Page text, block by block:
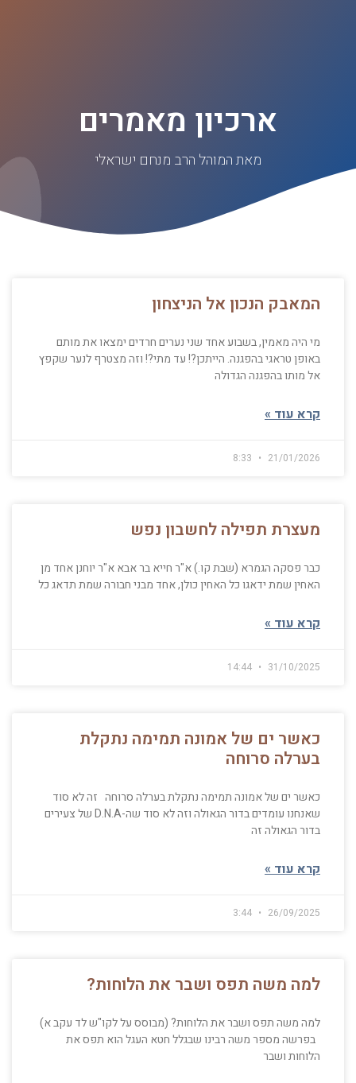
ארכיון מאמרים
מאת המוהל הרב מנחם ישראלי
המאבק הנכון אל הניצחון
מי היה מאמין, בשבוע אחד שני נערים חרדים ימצאו את מותם
באופן טראגי בהפגנה. הייתכן?! עד מתי?! וזה מצטרף לנער שקפץ
אל מותו בהפגנה הגדולה
קרא עוד »
21/01/2026
מעצרת תפילה לחשבון נפש
כבר פסקה הגמרא (שבת קו.) א"ר חייא בר אבא א"ר יוחנן אחד מן
האחין שמת ידאגו כל האחין כולן, אחד מבני חבורה שמת תדאג כל
קרא עוד »
31/10/2025
כאשר ים של אמונה תמימה נתקלת
בערלה סרוחה
כאשר ים של אמונה תמימה נתקלת בערלה סרוחה זה לא סוד
שאנחנו עומדים בדור הגאולה וזה לא סוד שה‏-D.N.A של צעירים
בדור הגאולה זה
קרא עוד »
26/09/2025
למה משה תפס ושבר את הלוחות?
למה משה תפס ושבר את הלוחות? (מבוסס על לקו"ש לד עקב א)
בפרשה מספר משה רבינו שבגלל חטא העגל הוא תפס את
הלוחות ושבר